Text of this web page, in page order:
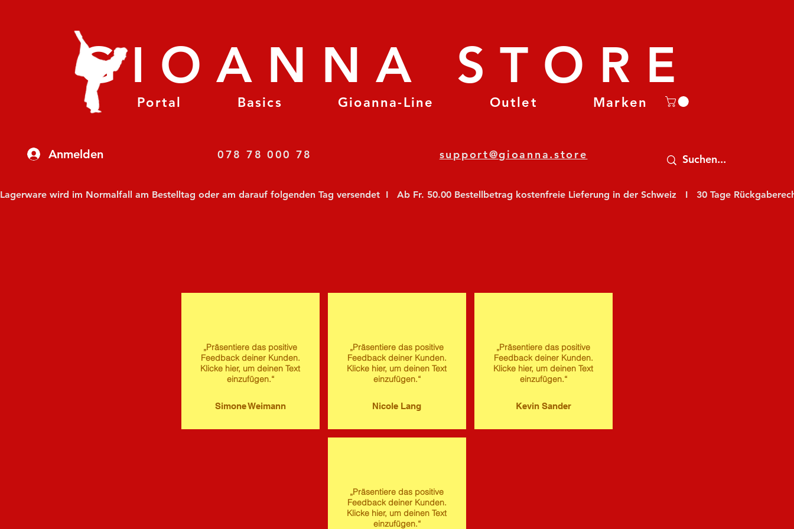
Anmelden
Portal Basics Gioanna-Line Outlet Marken
GIOANNA STORE
078 78 000 78 support@gioanna.store
Lagerware wird im Normalfall am Bestelltag oder am darauf folgenden Tag versendet  I   Ab Fr. 50.00 Bestellbetrag kostenfreie Lieferung in der Schweiz   I   30 Tage
„Präsentiere das positive
Feedback deiner Kunden.
Klicke hier, um deinen Text
einzufügen.“
Simone Weimann
„Präsentiere das positive
Feedback deiner Kunden.
Klicke hier, um deinen Text
einzufügen.“
Nicole Lang
„Präsentiere das positive
Feedback deiner Kunden.
Klicke hier, um deinen Text
einzufügen.“
Kevin Sander
„Präsentiere das positive
Feedback deiner Kunden.
Klicke hier, um deinen Text
einzufügen.“